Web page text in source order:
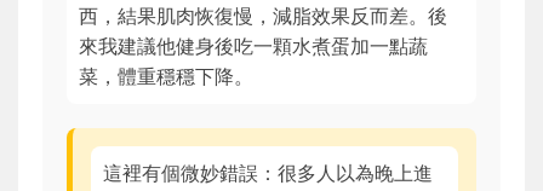
西，結果肌肉恢復慢，減脂效果反而差。後
來我建議他健身後吃一顆水煮蛋加一點蔬
菜，體重穩穩下降。
這裡有個微妙錯誤：很多人以為晚上進